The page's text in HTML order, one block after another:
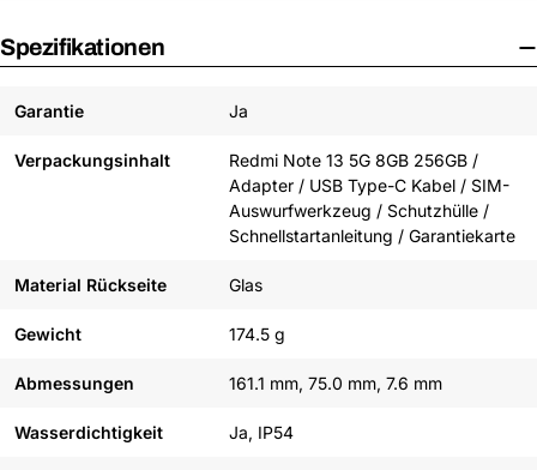
Spezifikationen
Garantie Ja
Verpackungsinhalt
Redmi Note 13 5G 8GB 256GB /
Adapter / USB Type-C Kabel / SIM-
Auswurfwerkzeug / Schutzhülle /
Schnellstartanleitung / Garantiekarte
Material Rückseite Glas
Gewicht 174.5 g
Abmessungen 161.1 mm, 75.0 mm, 7.6 mm
Wasserdichtigkeit Ja, IP54